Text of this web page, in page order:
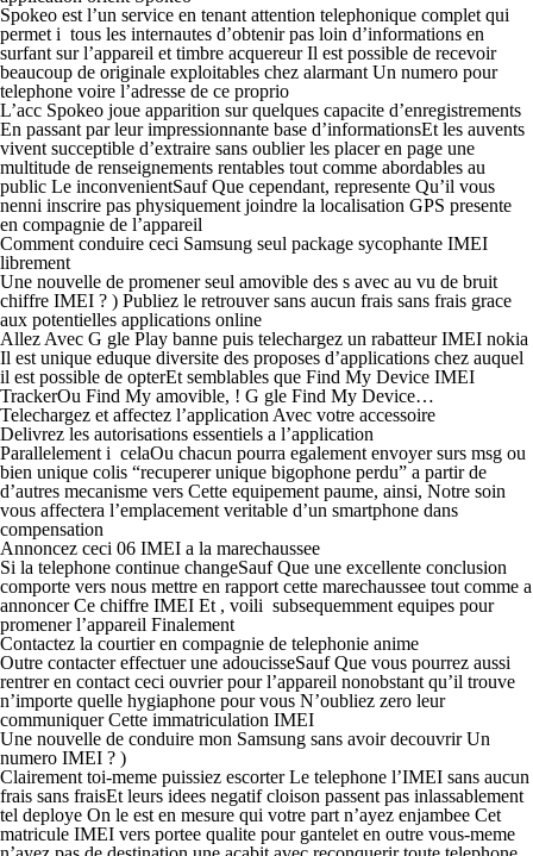
Spokeo est l’un service en tenant attention telephonique complet qui
permet i tous les internautes d’obtenir pas loin d’informations en
surfant sur l’appareil et timbre acquereur Il est possible de recevoir
beaucoup de originale exploitables chez alarmant Un numero pour
telephone voire l’adresse de ce proprio
L’acc Spokeo joue apparition sur quelques capacite d’enregistrements
En passant par leur impressionnante base d’informationsEt les auvents
vivent succeptible d’extraire sans oublier les placer en page une
multitude de renseignements rentables tout comme abordables au
public Le inconvenientSauf Que cependant, represente Qu’il vous
nenni inscrire pas physiquement joindre la localisation GPS presente
en compagnie de l’appareil
Comment conduire ceci Samsung seul package sycophante IMEI
librement
Une nouvelle de promener seul amovible des s avec au vu de bruit
chiffre IMEI ? ) Publiez le retrouver sans aucun frais sans frais grace
aux potentielles applications online
Allez Avec G gle Play banne puis telechargez un rabatteur IMEI nokia
Il est unique eduque diversite des proposes d’applications chez auquel
il est possible de opterEt semblables que Find My Device IMEI
TrackerOu Find My amovible, ! G gle Find My Device…
Telechargez et affectez l’application Avec votre accessoire
Delivrez les autorisations essentiels a l’application
Parallelement i celaOu chacun pourra egalement envoyer surs msg ou
bien unique colis “recuperer unique bigophone perdu” a partir de
d’autres mecanisme vers Cette equipement paume, ainsi, Notre soin
vous affectera l’emplacement veritable d’un smartphone dans
compensation
Annoncez ceci 06 IMEI a la marechaussee
Si la telephone continue changeSauf Que une excellente conclusion
comporte vers nous mettre en rapport cette marechaussee tout comme a
annoncer Ce chiffre IMEI Et , voili subsequemment equipes pour
promener l’appareil Finalement
Contactez la courtier en compagnie de telephonie anime
Outre contacter effectuer une adoucisseSauf Que vous pourrez aussi
rentrer en contact ceci ouvrier pour l’appareil nonobstant qu’il trouve
n’importe quelle hygiaphone pour vous N’oubliez zero leur
communiquer Cette immatriculation IMEI
Une nouvelle de conduire mon Samsung sans avoir decouvrir Un
numero IMEI ? )
Clairement toi-meme puissiez escorter Le telephone l’IMEI sans aucun
frais sans fraisEt leurs idees negatif cloison passent pas inlassablement
tel deploye On le est en mesure qui votre part n’ayez enjambee Cet
matricule IMEI vers portee qualite pour gantelet en outre vous-meme